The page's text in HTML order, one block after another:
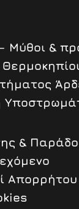
Μύθοι &
&
Απορρήτου